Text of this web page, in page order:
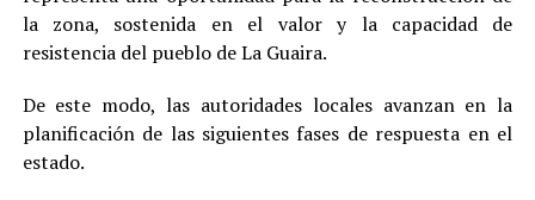
la zona, sostenida en el valor y la capacidad de
resistencia del pueblo de La Guaira.
De este modo, las autoridades locales avanzan en la
planificación de las siguientes fases de respuesta en el
estado.